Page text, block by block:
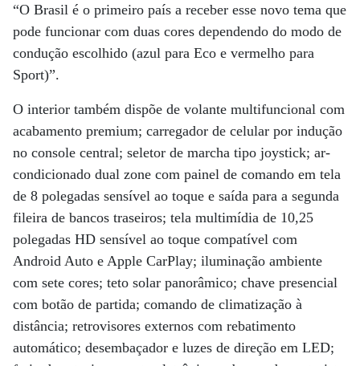
“O Brasil é o primeiro país a receber esse novo tema que
pode funcionar com duas cores dependendo do modo de
condução escolhido (azul para Eco e vermelho para
Sport)”.
O interior também dispõe de volante multifuncional com
acabamento premium; carregador de celular por indução
no console central; seletor de marcha tipo joystick; ar-
condicionado dual zone com painel de comando em tela
de 8 polegadas sensível ao toque e saída para a segunda
fileira de bancos traseiros; tela multimídia de 10,25
polegadas HD sensível ao toque compatível com
Android Auto e Apple CarPlay; iluminação ambiente
com sete cores; teto solar panorâmico; chave presencial
com botão de partida; comando de climatização à
distância; retrovisores externos com rebatimento
automático; desembaçador e luzes de direção em LED;